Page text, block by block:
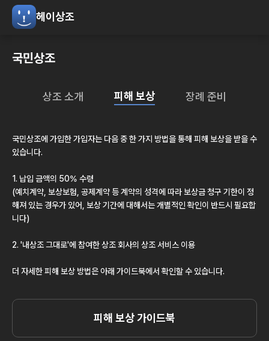
헤이상조
국민상조
상조 소개 피해 보상 장례 준비
국민상조에 가입한 가입자는 다음 중 한 가지 방법을 통해 피해 보상을 받을 수
있습니다.
1. 납입 금액의 50% 수령
(예치계약, 보상보험, 공제계약 등 계약의 성격에 따라 보상금 청구 기한이 정
해져 있는 경우가 있어, 보상 기간에 대해서는 개별적인 확인이 반드시 필요합
니다)
2. '내상조 그대로'에 참여한 상조 회사의 상조 서비스 이용
더 자세한 피해 보상 방법은 아래 가이드북에서 확인할 수 있습니다.
피해 보상 가이드북